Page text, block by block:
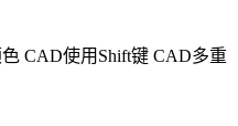
CAD使用Shift键 CAD多重